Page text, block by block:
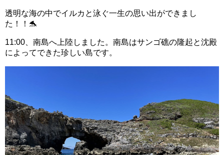
透明な海の中でイルカと泳ぐ一生の思い出ができまし
た！！🐬
11:00、南島へ上陸しました。南島はサンゴ礁の隆起と沈殿
によってできた珍しい島です。